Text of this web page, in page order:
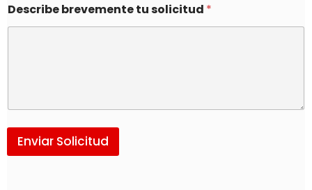
Describe brevemente tu solicitud *
Enviar Solicitud